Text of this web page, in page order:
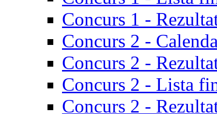
Concurs 1 -
Concurs 2 -
Concurs 2 -
Concurs 2 - Lista
Concurs 2 -